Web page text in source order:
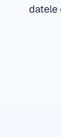
datele